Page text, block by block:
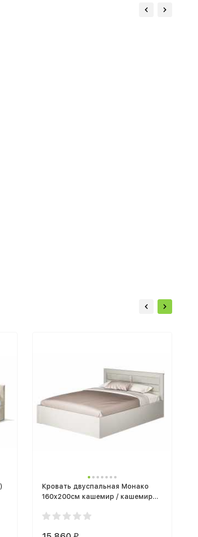
Кровать двуспальная Монако
160х200см кашемир / кашемир